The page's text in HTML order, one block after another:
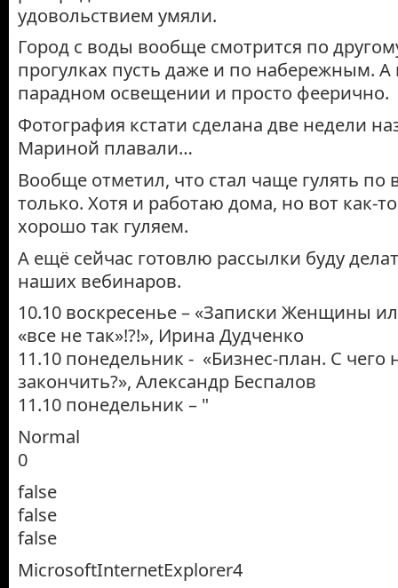
удовольствием умяли.
Город с воды вообще смотрится по
прогулках пусть даже и по набережным.
парадном освещении и просто феерично.
Фотография кстати сделана две недели
Мариной плавали…
Вообще отметил, что стал чаще гулять
только. Хотя и работаю дома, но вот как-
хорошо так гуляем.
А ещё сейчас готовлю рассылки буду
наших вебинаров.
10.10 воскресенье – «Записки Женщины
«все не так»!?!», Ирина Дудченко
11.10 понедельник - «Бизнес-план. С чего
закончить?», Александр Беспалов
11.10 понедельник – "
Normal
0
false
false
false
MicrosoftInternetExplorer4